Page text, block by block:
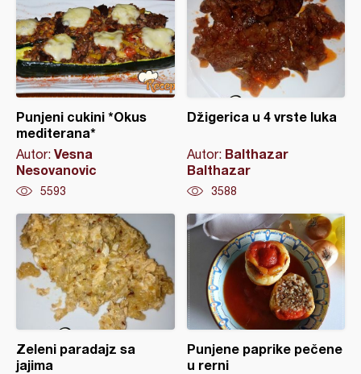
Punjeni cukini *Okus
mediterana*
Autor: Vesna
Nesovanovic
5593
Džigerica u 4 vrste luka
Autor: Balthazar
Balthazar
3588
Zeleni paradajz sa
jajima
Punjene paprike pečene
u rerni